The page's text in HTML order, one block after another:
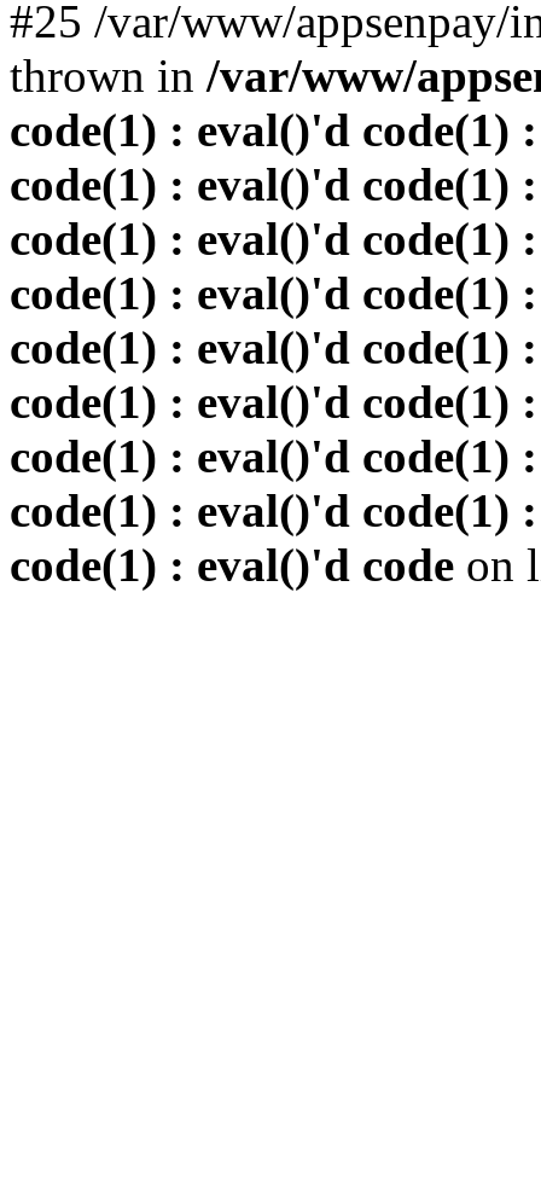
#25 /var/www/
thrown in /var/www/
code(1) : eval()'d code(1)
code(1) : eval()'d code(1)
code(1) : eval()'d code(1)
code(1) : eval()'d code(1)
code(1) : eval()'d code(1)
code(1) : eval()'d code(1)
code(1) : eval()'d code(1)
code(1) : eval()'d code(1)
code(1) : eval()'d code on